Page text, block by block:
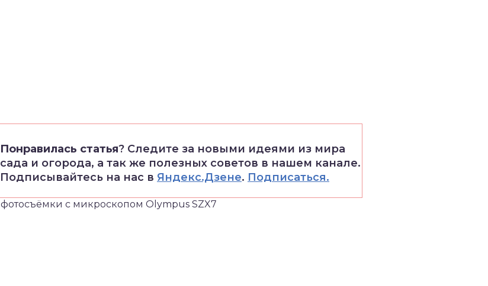
Понравилась статья? Следите за новыми идеями из мира
сада и огорода, а так же полезных советов в нашем канале.
Подписывайтесь на нас в Яндекс.Дзене. Подписаться.